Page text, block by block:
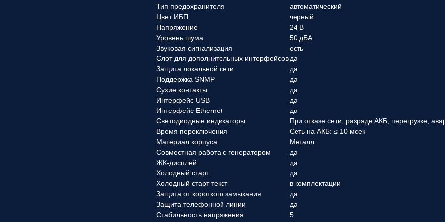
Тип предохранителя
автоматический
Цвет ИБП
черный
Напряжение
24 В
Уровень шума
50 дБА
Звуковая сигнализация
есть
Слот для дополнительных интерфейсовда
Защита локальной сети
да
Поддержка SNMP
да
Сухие контакты
да
Интерфейс USB
да
Интерфейс Ethernet
да
Светодиодные индикаторы
При отказе сети, разряде АКБ, перегрузке,
Время переключения
Сеть на АКБ: ≤ 10 мсек
Материал корпуса
Металл
Совместная работа с генератором
да
ЖК-дисплей
да
Холодный старт
да
Холодный старт текст
в комплектации
Защита от короткого замыкания
да
Защита телефонной линии
да
Стабильность напряжения
5